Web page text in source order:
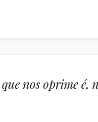
nos oprime é,